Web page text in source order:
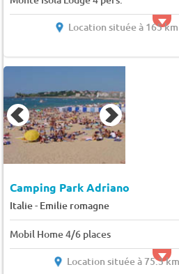
Location située à 165
Camping Park Adriano
Italie- Emilie romagne
Mobil Home 4/6 places
Location située à 75.3